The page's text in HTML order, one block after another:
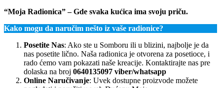
“Moja Radionica” – Gde svaka kućica ima svoju priču.
Kako mogu da naručim nešto iz vaše radionice?
Posetite Nas: Ako ste u Somboru ili u blizini, najbolje je da
nas posetite lično. Naša radionica je otvorena za posetioce, i
rado ćemo vam pokazati naše kreacije. Kontaktirajte nas pre
dolaska na broj 0640135097 viber/whatsapp
Online Naručivanje: Uvek dostupne proizvode možete